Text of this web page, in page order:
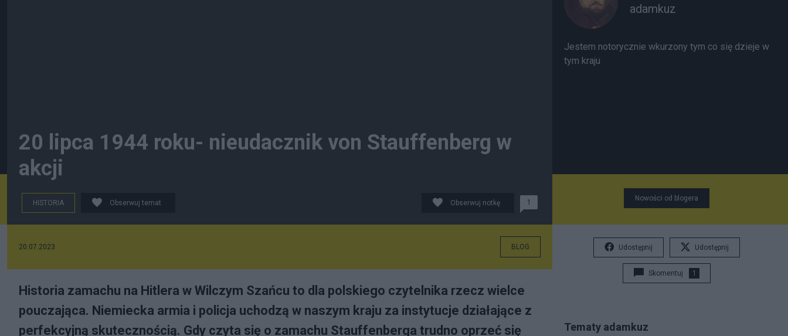
20 lipca 1944 roku- nieudacznik von Stauffenberg w
akcji
HISTORIA Obserwuj temat Obserwuj notkę 1
20.07.2023 BLOG
Historia zamachu na Hitlera w Wilczym Szańcu to dla polskiego czytelnika rzecz wielce
pouczająca. Niemiecka armia i policja uchodzą w naszym kraju za instytucje działające z
perfekcyjną skutecznością. Gdy czyta się o zamachu Stauffenberga trudno oprzeć się
adamkuz
Jestem notorycznie wkurzony tym co się dzieje w
tym kraju
Nowości od blogera
Udostępnij Udostępnij
Skomentuj 1
Tematy adamkuz